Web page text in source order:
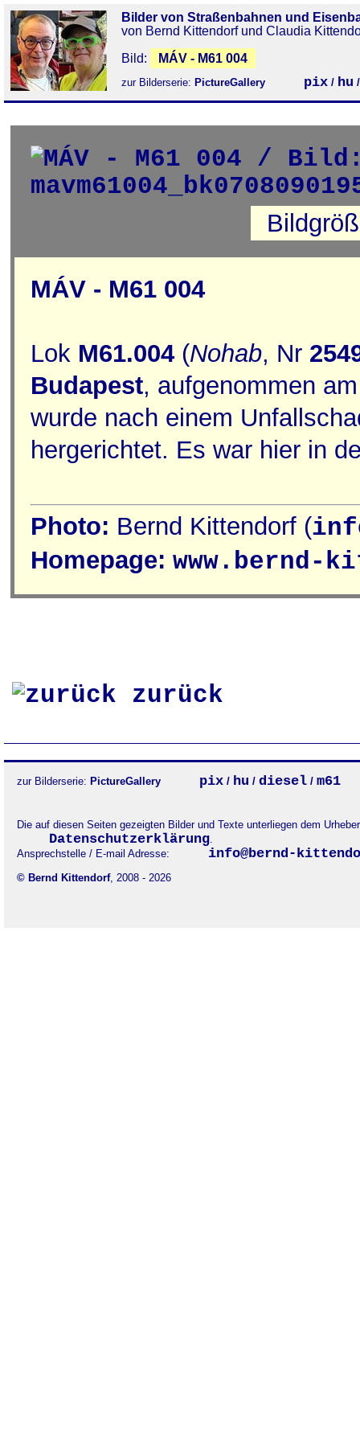
Bilder von Straßenbahnen und
von Bernd Kittendorf und Claudia
Bild:
MÁV - M61 004
zur Bilderserie: PictureGallery pix / hu
MÁV - M61 004
Lok M61.004 (Nohab, Nr
Budapest, aufgenommen
wurde nach einem
hergerichtet. Es war hier in
Photo: Bernd Kittendorf (
Homepage: www.bernd-
zurück
zur Bilderserie: PictureGallery pix / hu / diesel / m61
Die auf diesen Seiten gezeigten Bilder und Texte unterliegen dem
Datenschutzerklärung.
Ansprechstelle / E-mail Adresse:
info@bernd-
© Bernd Kittendorf, 2008 - 2026